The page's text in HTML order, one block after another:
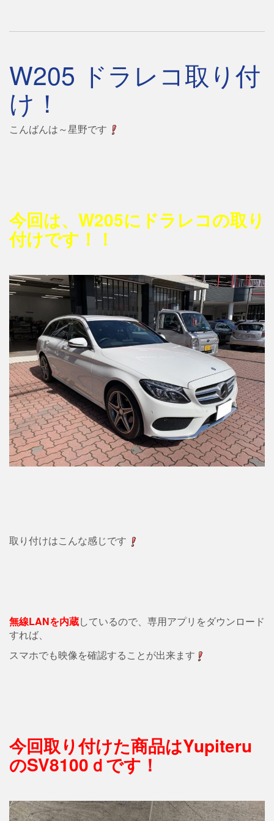
W205 ドラレコ取り付
け！
こんばんは～星野です
今回は、W205にドラレコの取り
付けです！！
取り付けはこんな感じです
無線LANを内蔵しているので、専用アプリをダウンロード
すれば、
スマホでも映像を確認することが出来ます
今回取り付けた商品はYupiteru
のSV8100ｄです！